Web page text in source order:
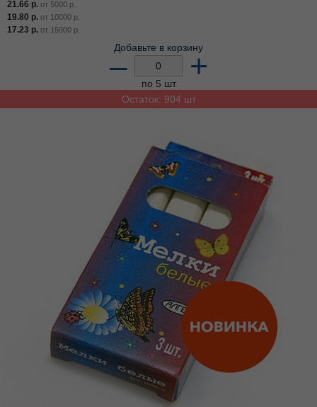
21.66 р. от 5000 р.
19.80 р. от 10000 р.
17.23 р. от 15000 р.
Добавьте в корзину
– +
по 5 шт
Остаток: 904 шт